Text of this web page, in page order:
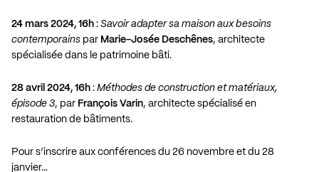
24 mars 2024, 16h : Savoir adapter sa maison aux besoins
contemporains par Marie-Josée Deschênes, architecte
spécialisée dans le patrimoine bâti.
28 avril 2024, 16h : Méthodes de construction et matériaux,
épisode 3, par François Varin, architecte spécialisé en
restauration de bâtiments.
Pour s’inscrire aux conférences du 26 novembre et du 28
janvier…